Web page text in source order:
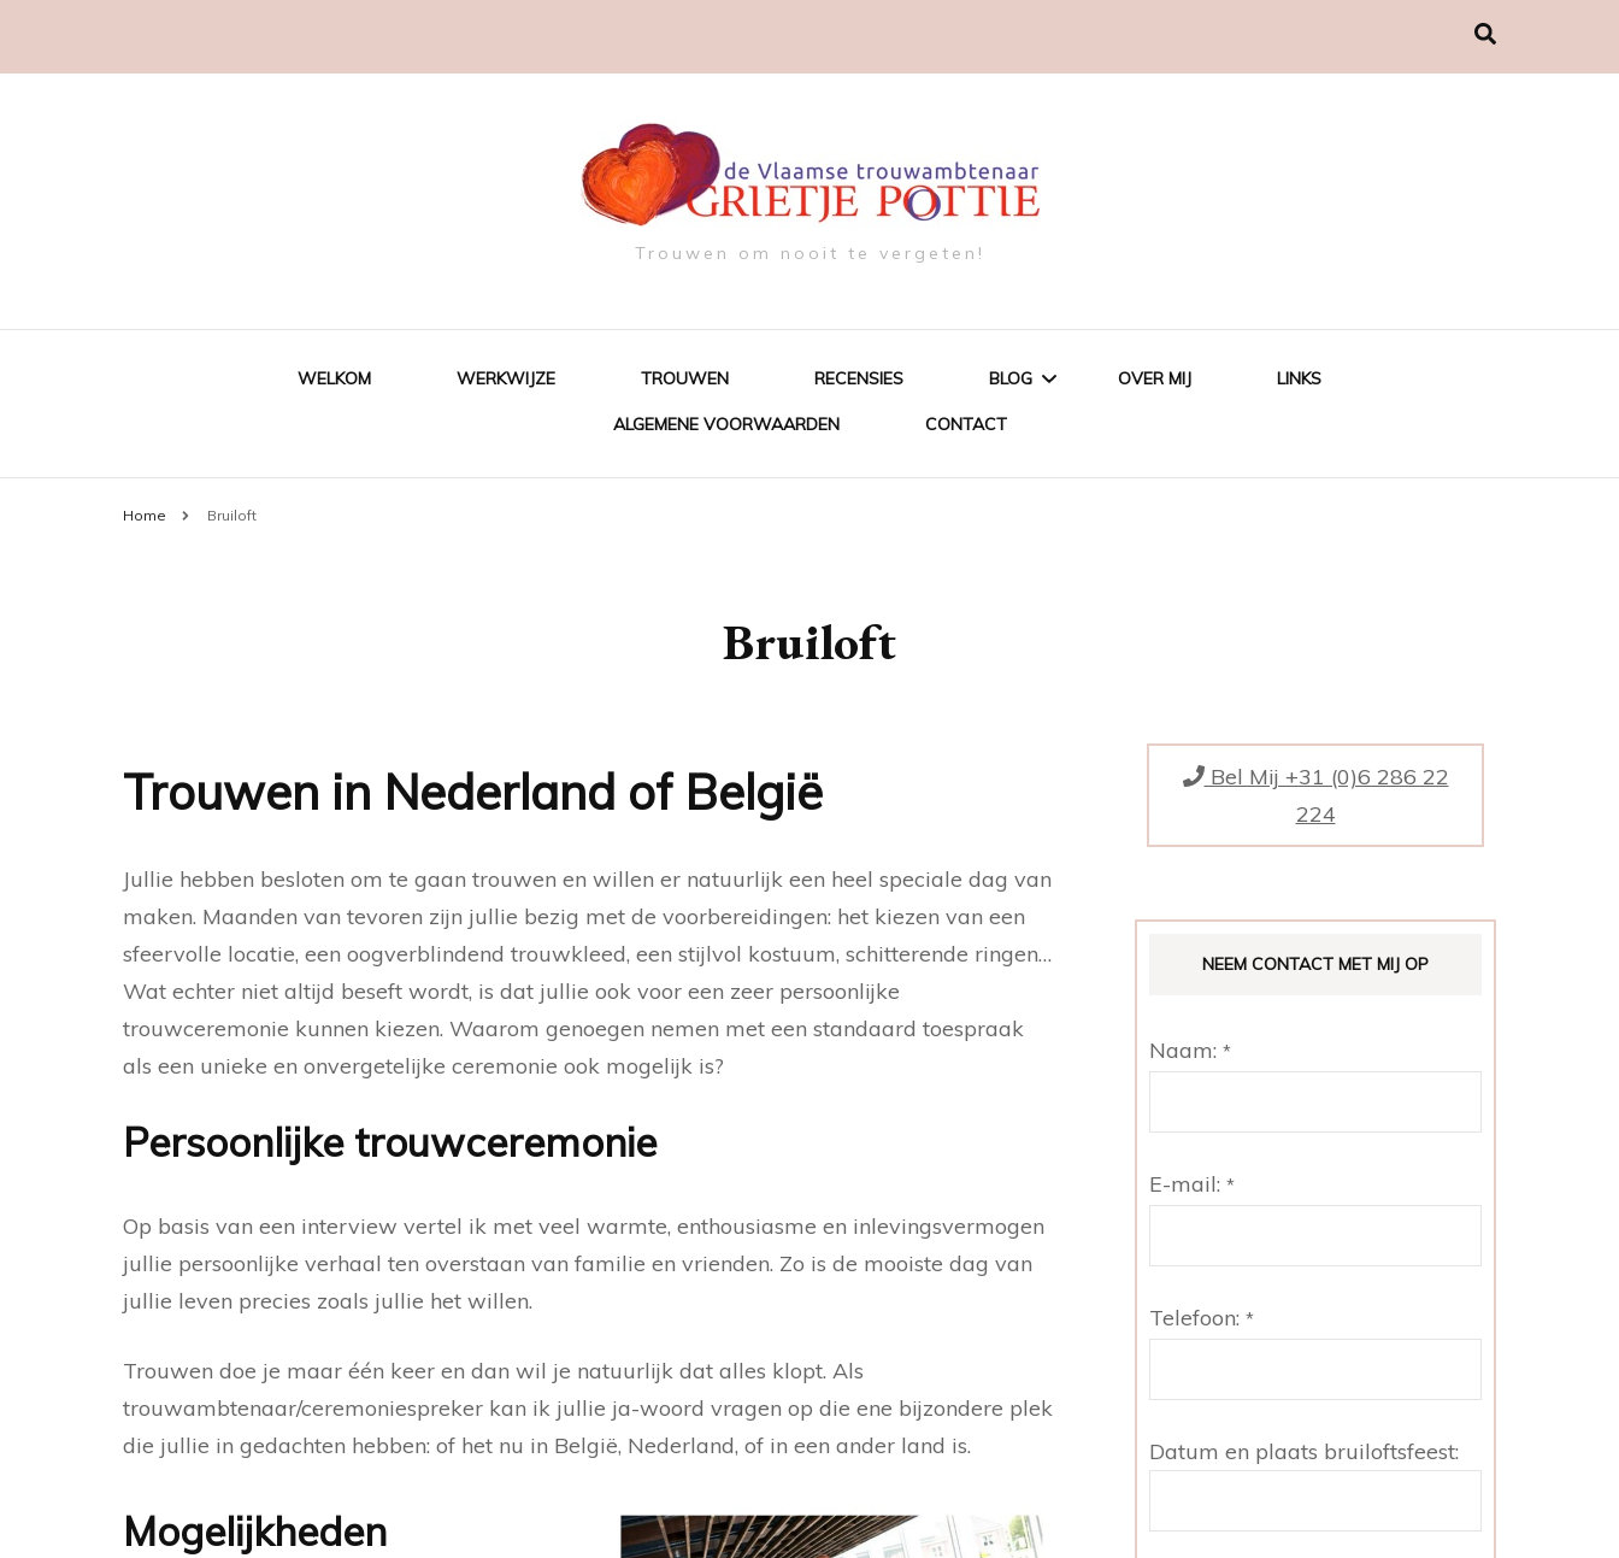
Trouwen om nooit te vergeten!
WELKOM WERKWIJZE TROUWEN RECENSIES BLOG OVER MIJ LINKS
ALGEMENE VOORWAARDEN CONTACT
Home Bruiloft
Bruiloft
Trouwen in Nederland of België
Jullie hebben besloten om te gaan trouwen en willen er natuurlijk een heel speciale dag van
maken. Maanden van tevoren zijn jullie bezig met de voorbereidingen: het kiezen van een
sfeervolle locatie, een oogverblindend trouwkleed, een stijlvol kostuum, schitterende ringen…
Wat echter niet altijd beseft wordt, is dat jullie ook voor een zeer persoonlijke
trouwceremonie kunnen kiezen. Waarom genoegen nemen met een standaard toespraak
als een unieke en onvergetelijke ceremonie ook mogelijk is?
Persoonlijke trouwceremonie
Op basis van een interview vertel ik met veel warmte, enthousiasme en inlevingsvermogen
jullie persoonlijke verhaal ten overstaan van familie en vrienden. Zo is de mooiste dag van
jullie leven precies zoals jullie het willen.
Trouwen doe je maar één keer en dan wil je natuurlijk dat alles klopt. Als
trouwambtenaar/ceremoniespreker kan ik jullie ja-woord vragen op die ene bijzondere plek
die jullie in gedachten hebben: of het nu in België, Nederland, of in een ander land is.
Mogelijkheden
Bel Mij +31 (0)6 286 22
224
NEEM CONTACT MET MIJ OP
Naam: *
E-mail: *
Telefoon: *
Datum en plaats bruiloftsfeest: